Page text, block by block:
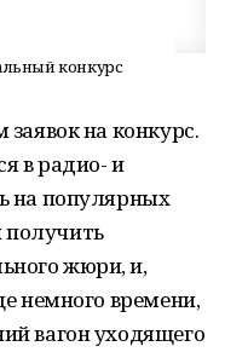
конкурс
заявок на конкурс.
в радио- и
на популярных
жюри, и,
немного времени,
вагон уходящего